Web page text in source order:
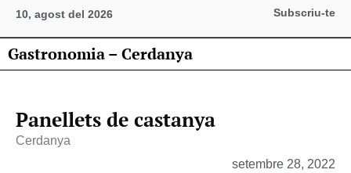
10, agost del 2026 Subscriu-te
Gastronomia – Cerdanya
Panellets de castanya
Cerdanya
setembre 28, 2022